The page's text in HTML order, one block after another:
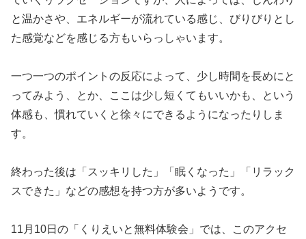
と温かさや、エネルギーが流れている感じ、びりびりとし
た感覚などを感じる方もいらっしゃいます。
一つ一つのポイントの反応によって、少し時間を長めにと
ってみよう、とか、ここは少し短くてもいいかも、という
体感も、慣れていくと徐々にできるようになったりしま
す。
終わった後は「スッキリした」「眠くなった」「リラック
スできた」などの感想を持つ方が多いようです。
11月10日の「くりえいと無料体験会」では、このアクセ